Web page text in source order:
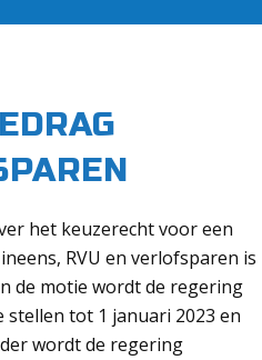
het keuzerecht voor een
RVU en verlofsparen is
de motie wordt de regering
tot 1 januari 2023 en
wordt de regering